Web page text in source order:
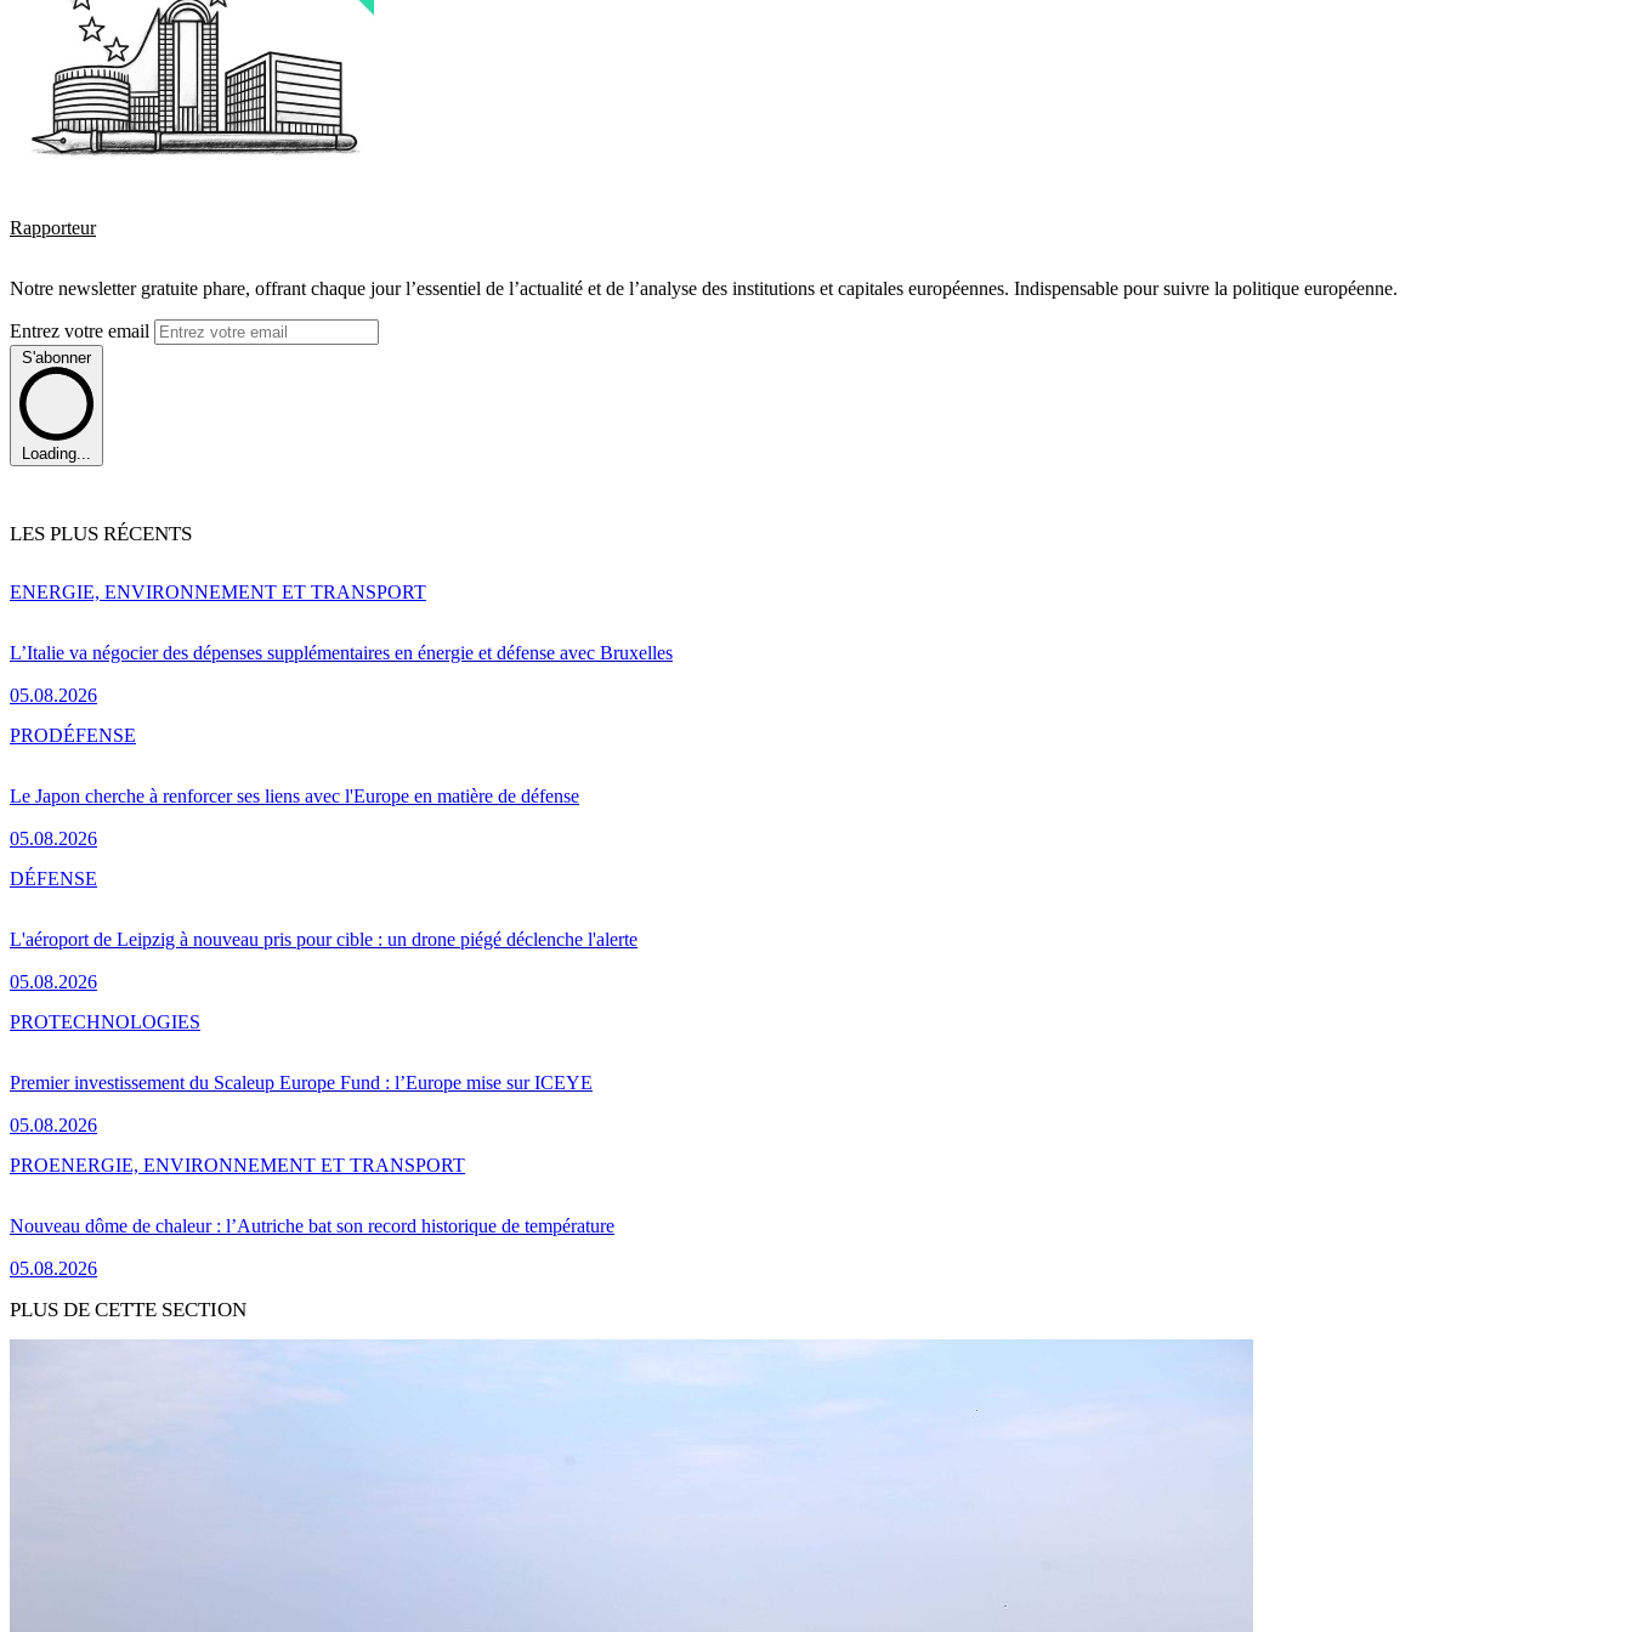
Rapporteur
Notre newsletter gratuite phare, offrant chaque jour l’essentiel de l’actualité et de l’analyse des institutions et capitales européennes. Indispensable pour suivre la politique européenne.
Entrez votre email
S'abonner
Loading...
LES PLUS RÉCENTS
L’Italie va négocier des dépenses supplémentaires en énergie et défense avec Bruxelles
05.08.2026
ENERGIE, ENVIRONNEMENT ET TRANSPORT
Le Japon cherche à renforcer ses liens avec l'Europe en matière de défense
05.08.2026
PRODÉFENSE
L'aéroport de Leipzig à nouveau pris pour cible : un drone piégé déclenche l'alerte
05.08.2026
DÉFENSE
Premier investissement du Scaleup Europe Fund : l’Europe mise sur ICEYE
05.08.2026
PROTECHNOLOGIES
Nouveau dôme de chaleur : l’Autriche bat son record historique de température
05.08.2026
PROENERGIE, ENVIRONNEMENT ET TRANSPORT
PLUS DE CETTE SECTION